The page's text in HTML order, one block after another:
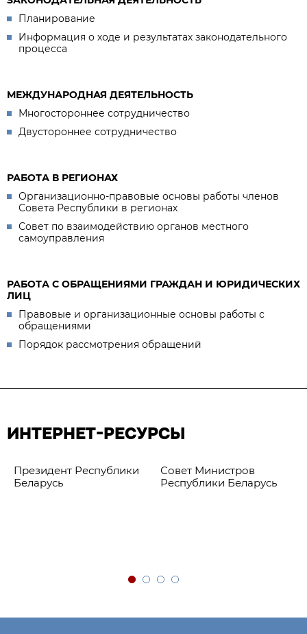
Планирование
Информация о ходе и результатах законодательного
процесса
МЕЖДУНАРОДНАЯ ДЕЯТЕЛЬНОСТЬ
Многостороннее сотрудничество
Двустороннее сотрудничество
РАБОТА В РЕГИОНАХ
Организационно-правовые основы работы членов
Совета Республики в регионах
Совет по взаимодействию органов местного
самоуправления
РАБОТА С ОБРАЩЕНИЯМИ ГРАЖДАН И ЮРИДИЧЕСКИХ
ЛИЦ
Правовые и организационные основы работы с
обращениями
Порядок рассмотрения обращений
ИНТЕРНЕТ-РЕСУРСЫ
Президент Республики
Беларусь
Совет Министров
Республики Беларусь